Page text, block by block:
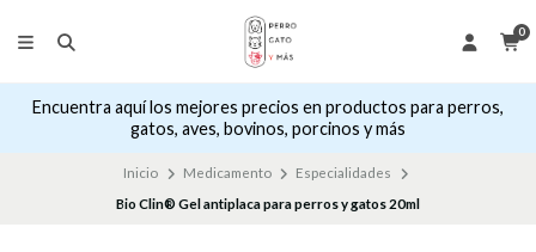
0
Encuentra aquí los mejores precios en productos para perros,
gatos, aves, bovinos, porcinos y más
Inicio Medicamento
Especialidades
Bio Clin® Gel antiplaca para perros y gatos 20ml